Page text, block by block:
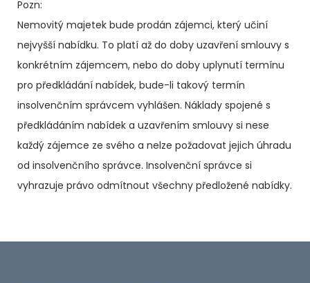
Pozn:
Nemovitý majetek bude prodán zájemci, který učiní
nejvyšší nabídku. To platí až do doby uzavření smlouvy s
konkrétním zájemcem, nebo do doby uplynutí termínu
pro předkládání nabídek, bude-li takový termín
insolvenčním správcem vyhlášen. Náklady spojené s
předkládáním nabídek a uzavřením smlouvy si nese
každý zájemce ze svého a nelze požadovat jejich úhradu
od insolvenčního správce. Insolvenční správce si
vyhrazuje právo odmítnout všechny předložené nabídky.